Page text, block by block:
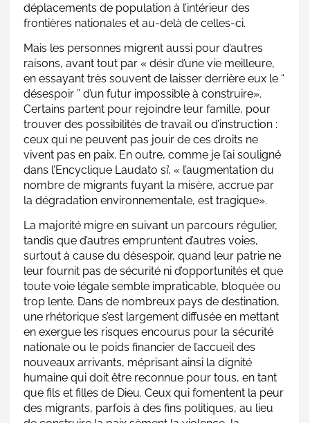
déplacements de population à l’intérieur des
frontières nationales et au-delà de celles-ci.
Mais les personnes migrent aussi pour d’autres
raisons, avant tout par « désir d’une vie meilleure,
en essayant très souvent de laisser derrière eux le “
désespoir ” d’un futur impossible à construire».
Certains partent pour rejoindre leur famille, pour
trouver des possibilités de travail ou d’instruction :
ceux qui ne peuvent pas jouir de ces droits ne
vivent pas en paix. En outre, comme je l’ai souligné
dans l’Encyclique Laudato si’, « l’augmentation du
nombre de migrants fuyant la misère, accrue par
la dégradation environnementale, est tragique».
La majorité migre en suivant un parcours régulier,
tandis que d’autres empruntent d’autres voies,
surtout à cause du désespoir, quand leur patrie ne
leur fournit pas de sécurité ni d’opportunités et que
toute voie légale semble impraticable, bloquée ou
trop lente. Dans de nombreux pays de destination,
une rhétorique s’est largement diffusée en mettant
en exergue les risques encourus pour la sécurité
nationale ou le poids financier de l’accueil des
nouveaux arrivants, méprisant ainsi la dignité
humaine qui doit être reconnue pour tous, en tant
que fils et filles de Dieu. Ceux qui fomentent la peur
des migrants, parfois à des fins politiques, au lieu